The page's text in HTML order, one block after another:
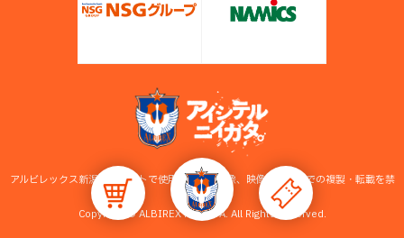
アルビレックス新潟公式サイトで使用している画像、映像等の無断での複製・転載を禁
止します。
Copyright © ALBIREX NIIGATA. All Rights Reserved.